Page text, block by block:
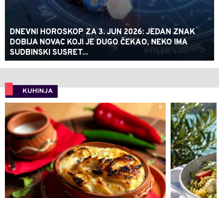
DNEVNI HOROSKOP ZA 3. JUN 2026: JEDAN ZNAK
DOBIJA NOVAC KOJI JE DUGO ČEKAO, NEKO IMA
SUDBINSKI SUSRET...
KUHINJA
0